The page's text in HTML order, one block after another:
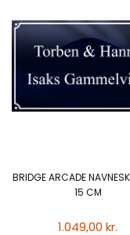
BRIDGE ARCADE
15 CM
1.049,00 kr.